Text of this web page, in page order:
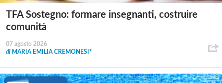
TFA Sostegno: formare insegnanti, costruire
comunità
07 agosto 2026
di MARIA EMILIA CREMONESI*